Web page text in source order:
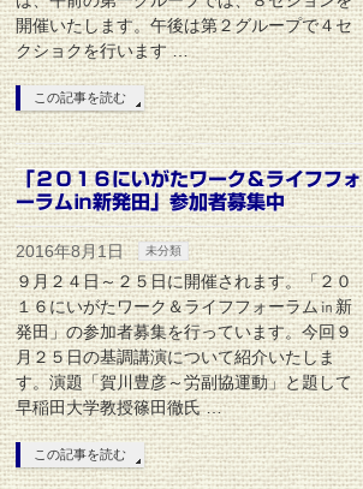
開催いたします。午後は第２グループで４セ
クショクを行います …
この記事を読む
「２０１６にいがたワーク＆ライフフォ
ーラム㏌新発田」参加者募集中
2016年8月1日 未分類
９月２４日～２５日に開催されます。「２０
１６にいがたワーク＆ライフフォーラム㏌新
発田」の参加者募集を行っています。今回９
月２５日の基調講演について紹介いたしま
す。演題「賀川豊彦～労副協運動」と題して
早稲田大学教授篠田徹氏 …
この記事を読む